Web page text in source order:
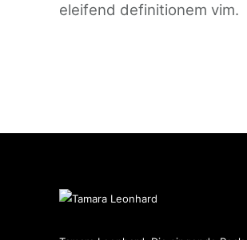
eleifend definitionem vim.